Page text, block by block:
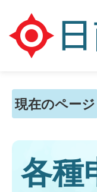
現在のページ
各種